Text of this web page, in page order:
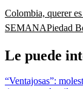
Colombia, querer
SEMANAPiedad
Le puede
“Ventajosas”: